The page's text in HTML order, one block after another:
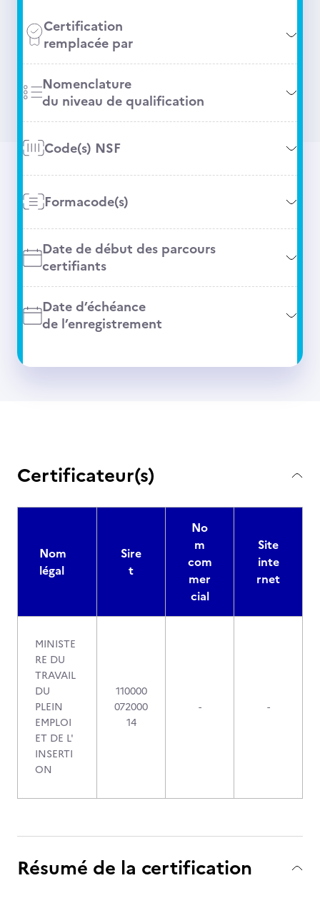
Certification
remplacée par
Nomenclature
du niveau de qualification
Code(s) NSF
Formacode(s)
Date de début des parcours
certifiants
Date d’échéance
de l’enregistrement
Certificateur(s)
Nom
légal
Sire
t
No
m
com
mer
cial
Site
inte
rnet
MINISTE
RE DU
TRAVAIL
DU
PLEIN
EMPLOI
ET DE L'
INSERTI
ON
110000
072000
14
- -
Résumé de la certification